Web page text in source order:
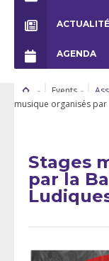
ACTUALITÉ
AGENDA
Events
musique organisés
Stages
par la